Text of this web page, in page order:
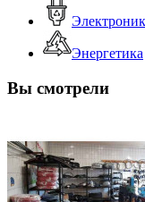
Энергетика
Вы смотрели